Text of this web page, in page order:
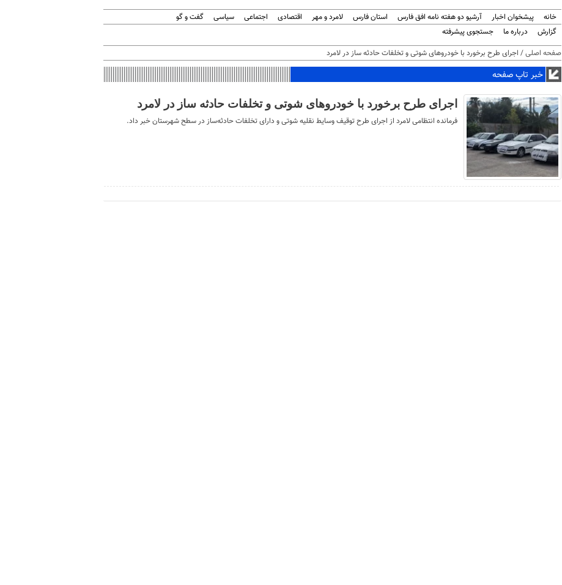
خانه پیشخوان اخبار آرشیو دو هفته نامه افق فارس استان فارس لامرد و مهر اقتصادی اجتماعی سیاسی
گفت و گو
گزارش
درباره ما
جستجوی پیشرفته
صفحه اصلی/ اجرای طرح برخورد با خودروهای شوتی و تخلفات حادثه ساز در لامرد
خبر تاپ صفحه
اجرای طرح برخورد با خودروهای شوتی و تخلفات حادثه ساز در لامرد
فرمانده انتظامی لامرد از اجرای طرح توقیف وسایط نقلیه شوتی و دارای تخلفات حادثه‌ساز در سطح شهرستان خبر داد.